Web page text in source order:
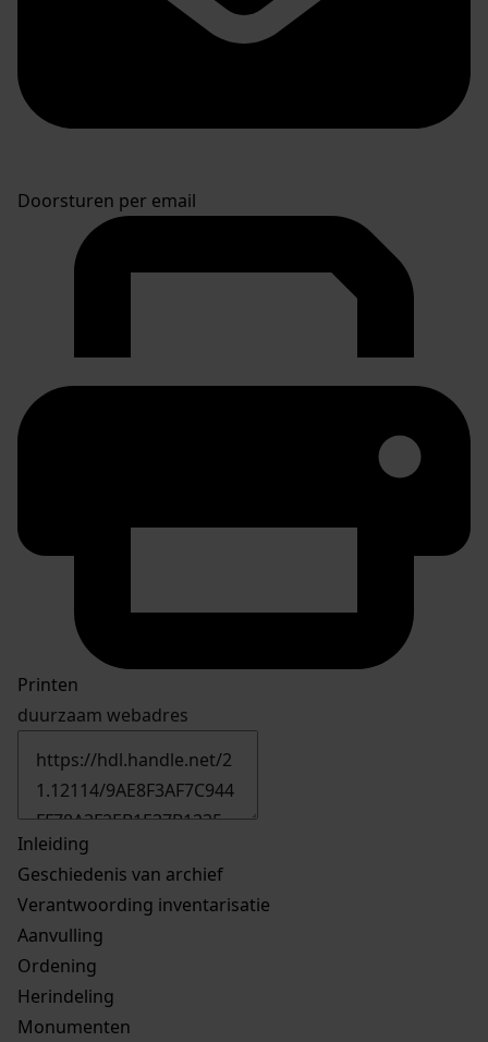
Doorsturen per email
Printen
duurzaam webadres
Inleiding
Geschiedenis van archief
Verantwoording inventarisatie
Aanvulling
Ordening
Herindeling
Monumenten